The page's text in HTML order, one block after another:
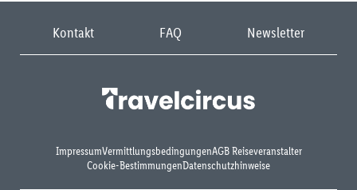
Kontakt FAQ Newsletter
ImpressumVermittlungsbedingungenAGB Reiseveranstalter
Cookie-BestimmungenDatenschutzhinweise